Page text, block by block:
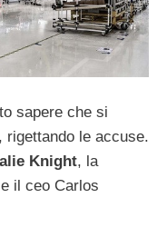
sapere che si
rigettando le accuse.
Knight, la
il ceo Carlos